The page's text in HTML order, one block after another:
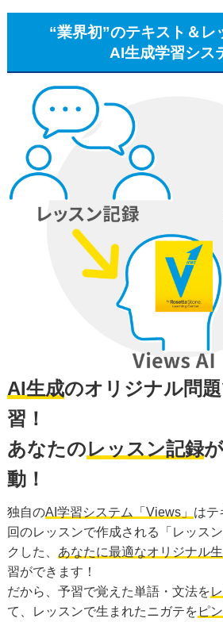
“業界初”のテキスト＆レ
AI生成学習シス
AI生成のオリジナル問
習！
あなたのレッスン記録
動！
独自のAI学習システム「Views」 はテ
回のレッスンで作成される「レッス
クした、 あなたに最適なオリジナル
習ができます！
だから、予習で覚えた単語・文法を
て、レッスンで生まれたニガテを ピ